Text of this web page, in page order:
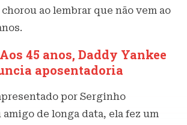
ao lembrar que não vem ao
Aos 45 anos, Daddy Yankee
aposentadoria
por Serginho
amigo de longa data, ela fez um